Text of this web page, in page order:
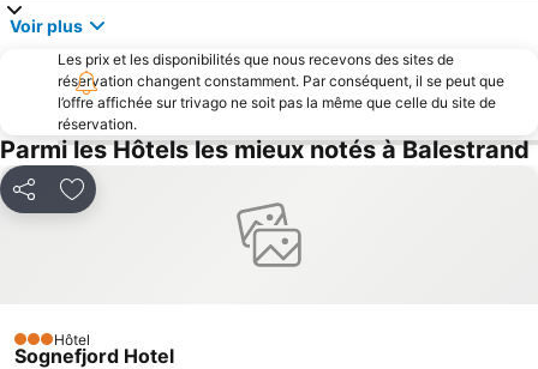
Voir plus
Les prix et les disponibilités que nous recevons des sites de
réservation changent constamment. Par conséquent, il se peut que
l’offre affichée sur trivago ne soit pas la même que celle du site de
réservation.
Parmi les Hôtels les mieux notés à Balestrand
PartagerAjouter à mes favoris
3 Étoiles
Hôtel
Sognefjord Hotel